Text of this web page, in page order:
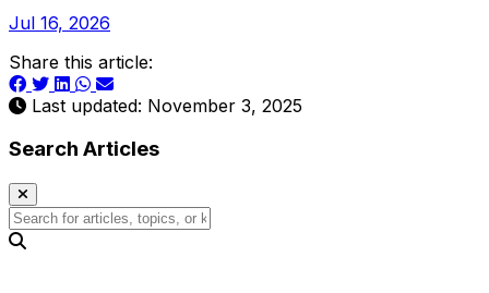
Jul 16, 2026
Share this article:
Last updated: November 3, 2025
Search Articles